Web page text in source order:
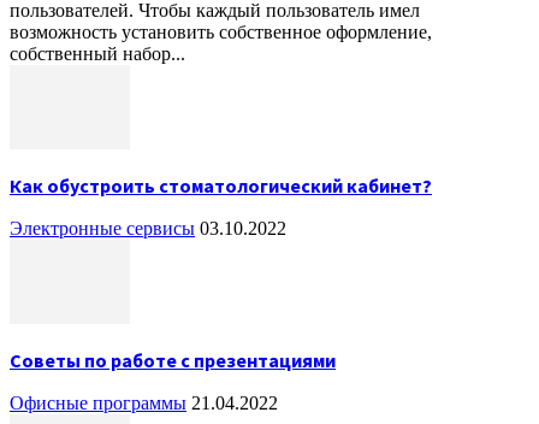
пользователей. Чтобы каждый пользователь имел
возможность установить собственное оформление,
собственный набор...
Как обустроить стоматологический кабинет?
Электронные сервисы 03.10.2022
Советы по работе с презентациями
Офисные программы 21.04.2022